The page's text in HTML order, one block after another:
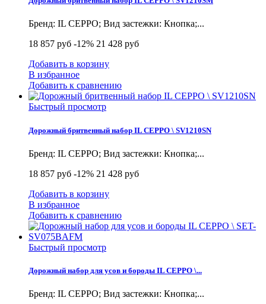
Бренд: IL CEPPO; Вид застежки: Кнопка;...
18 857 руб -12% 21 428 руб
Добавить в корзину
В избранное
Добавить к сравнению
Быстрый просмотр
Дорожный бритвенный набор IL CEPPO \ SV1210SN
Бренд: IL CEPPO; Вид застежки: Кнопка;...
18 857 руб -12% 21 428 руб
Добавить в корзину
В избранное
Добавить к сравнению
Быстрый просмотр
Дорожный набор для усов и бороды IL CEPPO \...
Бренд: IL CEPPO; Вид застежки: Кнопка;...